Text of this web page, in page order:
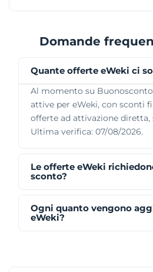
Domande
Quante offerte eWeki ci
Al momento su
attive per eWeki, con sconti
offerte ad attivazione diretta,
Ultima verifica: 07/08/2026.
Le offerte eWeki
sconto?
Ogni quanto vengono
eWeki?